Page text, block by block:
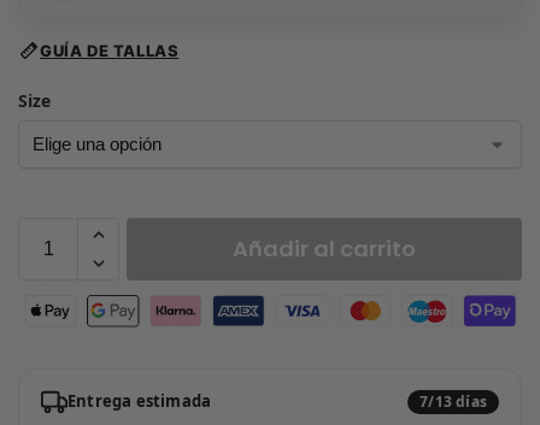
GUÍA DE TALLAS
Size
Añadir al carrito
Entrega estimada 7/13 días